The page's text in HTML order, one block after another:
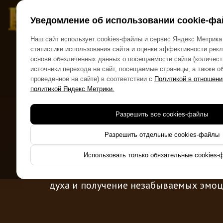
Уведомление об использовании cookie-
Наш сайт использует cookies-файлы и сервис Яндекс
статистики использования сайта и оценки эффективности
основе обезличенных данных о посещаемости сайта
источники перехода на сайт, посещаемые страницы, а также
проведенное на сайте) в соответствии с Политикой в
политикой Яндекс Метрики.
Разрешить все cookies-файлы
Разрешить отдельные cookies-файлы
Использовать только обязательные
ФОРТ
Главная Получить смету Отзывы
Уникальный формат тимбилдинга,
духа и получение незабываемых
КОРПОРАТИВЫ В